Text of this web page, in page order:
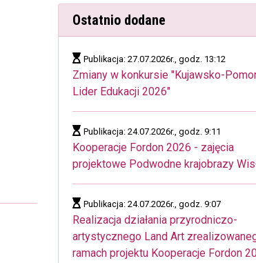
Ostatnio dodane
Publikacja: 27.07.2026r., godz. 13:12
Zmiany w konkursie "Kujawsko-
Lider Edukacji 2026"
Publikacja: 24.07.2026r., godz. 9:11
Kooperacje Fordon 2026 - zajęcia
projektowe Podwodne krajobrazy
Publikacja: 24.07.2026r., godz. 9:07
Realizacja działania przyrodniczo-
artystycznego Land Art
ramach projektu Kooperacje Fordon